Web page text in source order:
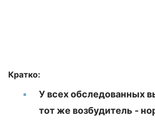
Кратко:
У всех обследованных
тот же возбудитель -